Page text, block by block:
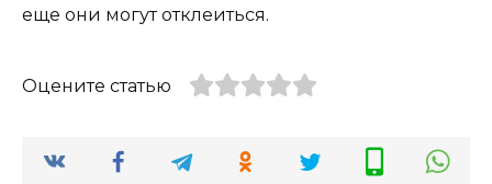
еще они могут отклеиться.
Оцените статью